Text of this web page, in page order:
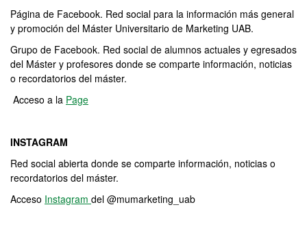
Página de Facebook. Red social para la información más general
y promoción del Máster Universitario de Marketing UAB.
Grupo de Facebook. Red social de alumnos actuales y egresados
del Máster y profesores donde se comparte información, noticias
o recordatorios del máster.
Acceso a la Page
INSTAGRAM
Red social abierta donde se comparte información, noticias o
recordatorios del máster.
Acceso Instagram del @mumarketing_uab